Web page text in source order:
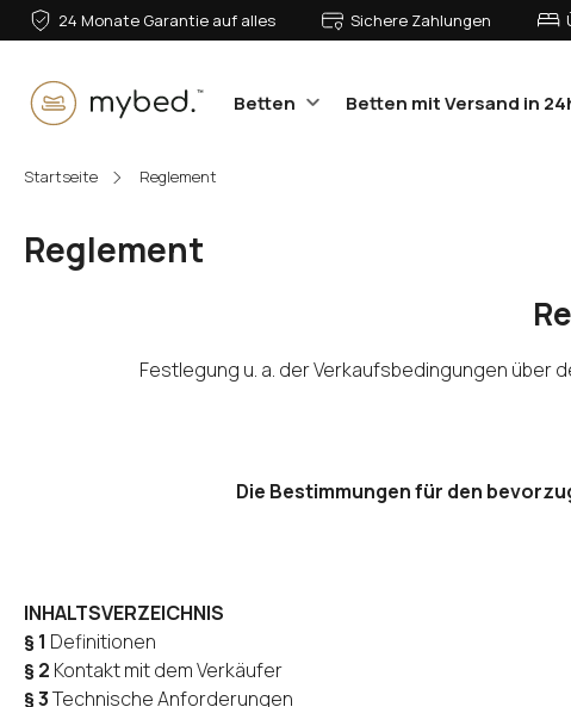
24 Monate Garantie auf alles Sichere Zahlungen
Betten Betten mit Versand in
Startseite Reglement
Passwort:
Facebook
Reglement
Festlegung u. a. der Verkaufsbedingungen über
Die Bestimmungen für den
INHALTSVERZEICHNIS
§ 1 Definitionen
§ 2 Kontakt mit dem Verkäufer
§ 3Technische Anforderungen